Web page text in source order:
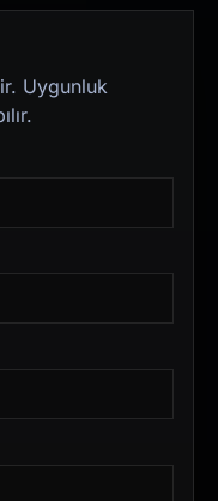
Uygunluk